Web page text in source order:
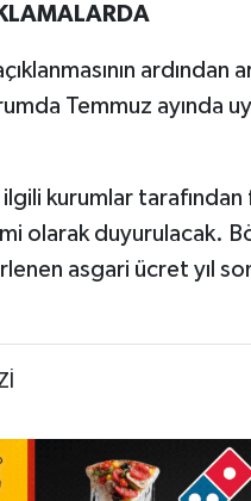
Temmuz ayında
kurumlar tarafından
olarak duyurulacak.
asgari ücret yıl